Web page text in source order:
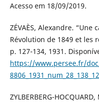
Acesso em 18/09/2019.
ZÉVAÈS, Alexandre.
Révolution de 1849 et les
p. 127-134, 1931.
https://www.persee.fr/
ZYLBERBERG-